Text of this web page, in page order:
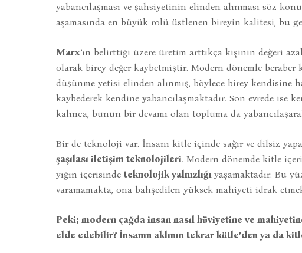
yabancılaşması ve şahsiyetinin elinden alınması söz
aşamasında en büyük rolü üstlenen bireyin kalitesi, bu
Marx’ın belirttiği üzere üretim arttıkça kişinin değeri
olarak birey değer kaybetmiştir. Modern dönemle
düşünme yetisi elinden alınmış, böylece birey kendisine
kaybederek kendine yabancılaşmaktadır. Son evrede ise
kalınca, bunun bir devamı olan topluma da
Bir de teknoloji var. İnsanı kitle içinde sağır ve dilsiz
şaşılası iletişim teknolojileri. Modern dönemde kitle
yığın içerisinde teknolojik yalnızlığı yaşamaktadır. Bu
varamamakta, ona bahşedilen yüksek mahiyeti idrak
Peki; modern çağda insan nasıl hüviyetine ve
elde edebilir? İnsanın aklının tekrar kütle’den ya da